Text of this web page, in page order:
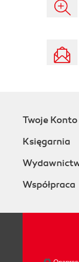
Twoje Konto
Księgarnia
Współpraca